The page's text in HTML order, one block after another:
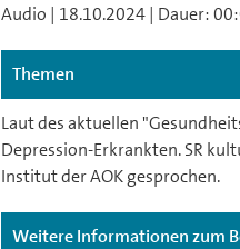
Audio | 18.10.2024 | Dauer:
Themen
Laut des aktuellen
Depression-Erkrankten. SR
Institut der AOK gesprochen.
Weitere Informationen zum